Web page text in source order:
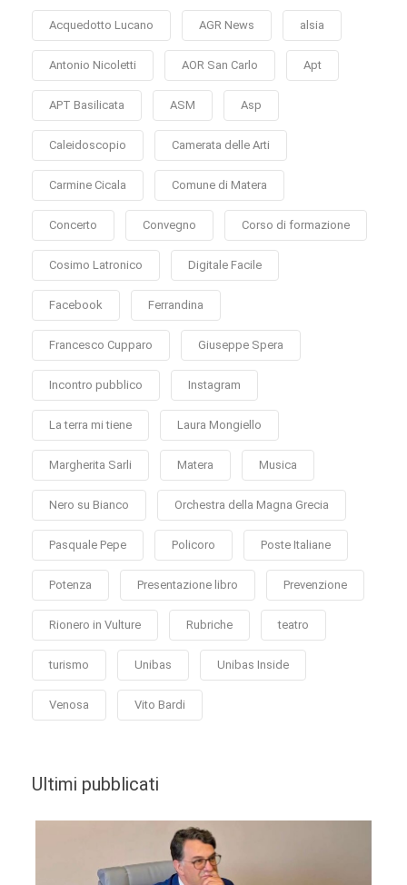
Acquedotto Lucano AGR News alsia
Antonio Nicoletti AOR San Carlo Apt
APT Basilicata ASM Asp
Caleidoscopio Camerata delle Arti
Carmine Cicala Comune di Matera
Concerto Convegno Corso di formazione
Cosimo Latronico Digitale Facile
Facebook Ferrandina
Francesco Cupparo Giuseppe Spera
Incontro pubblico Instagram
La terra mi tiene Laura Mongiello
Margherita Sarli Matera Musica
Nero su Bianco Orchestra della Magna Grecia
Pasquale Pepe Policoro Poste Italiane
Potenza Presentazione libro Prevenzione
Rionero in Vulture Rubriche teatro
turismo Unibas Unibas Inside
Venosa Vito Bardi
Ultimi pubblicati